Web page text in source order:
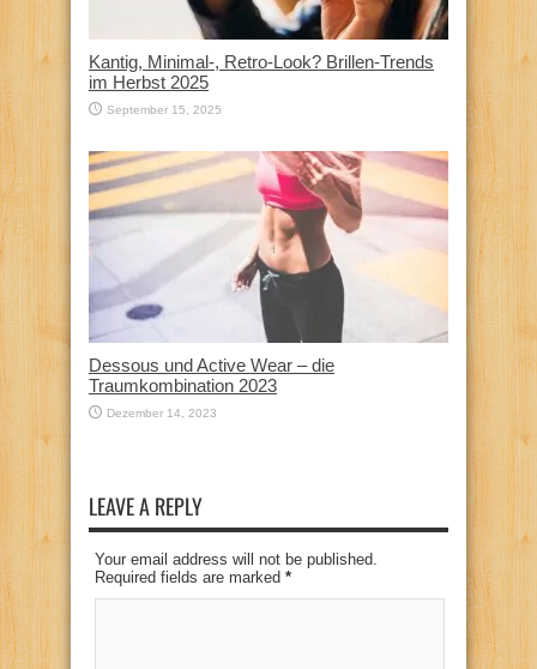
Kantig, Minimal-, Retro-Look? Brillen-Trends
im Herbst 2025
September 15, 2025
Dessous und Active Wear – die
Traumkombination 2023
Dezember 14, 2023
LEAVE A REPLY
Your email address will not be published.
Required fields are marked *